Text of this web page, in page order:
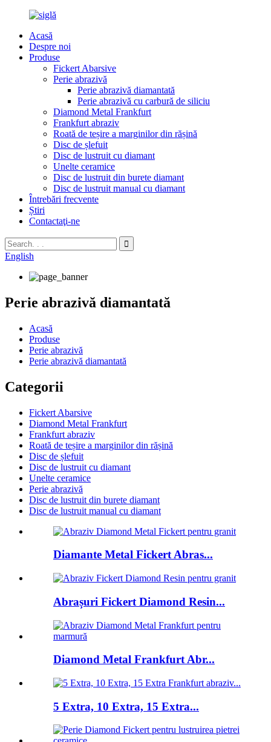
Acasă
Despre noi
Produse
Fickert Abarsive
Perie abrazivă
Perie abrazivă diamantată
Perie abrazivă cu carbură de siliciu
Diamond Metal Frankfurt
Frankfurt abraziv
Roată de teșire a marginilor din rășină
Disc de șlefuit
Disc de lustruit cu diamant
Unelte ceramice
Disc de lustruit din burete diamant
Disc de lustruit manual cu diamant
Întrebări frecvente
Știri
Contactaţi-ne
English
Perie abrazivă diamantată
Acasă
Produse
Perie abrazivă
Perie abrazivă diamantată
Categorii
Fickert Abarsive
Diamond Metal Frankfurt
Frankfurt abraziv
Roată de teșire a marginilor din rășină
Disc de șlefuit
Disc de lustruit cu diamant
Unelte ceramice
Perie abrazivă
Disc de lustruit din burete diamant
Disc de lustruit manual cu diamant
Diamante Metal Fickert Abras...
Abrașuri Fickert Diamond Resin...
Diamond Metal Frankfurt Abr...
5 Extra, 10 Extra, 15 Extra...